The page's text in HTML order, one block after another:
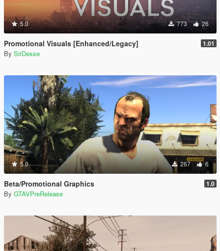
5.0 773 26
Promotional Visuals [Enhanced/Legacy] 1.01
By SirDesse
5.0 267 6
Beta/Promotional Graphics 1.0
By GTAVPreRelease